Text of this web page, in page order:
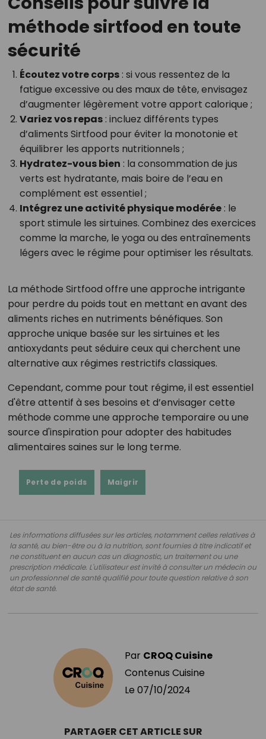
méthode sirtfood en toute
sécurité
Écoutez votre corps: si vous ressentez de la
fatigue excessive ou des maux de tête, envisagez
d’augmenter légèrement votre apport calorique ;
Variez vos repas: incluez différents types
d’aliments Sirtfood pour éviter la monotonie et
équilibrer les apports nutritionnels ;
Hydratez-vous bien : la consommation de jus
verts est hydratante, mais boire de l’eau en
complément est essentiel ;
Intégrez une activité physique modérée: le
sport stimule les sirtuines. Combinez des exercices
comme la marche, le yoga ou des entraînements
légers avec le régime pour optimiser les résultats.
La méthode Sirtfood offre une approche intrigante
pour perdre du poids tout en mettant en avant des
aliments riches en nutriments bénéfiques. Son
approche unique basée sur les sirtuines et les
antioxydants peut séduire ceux qui cherchent une
alternative aux régimes restrictifs classiques.
Cependant, comme pour tout régime, il est essentiel
d'être attentif à ses besoins et d’envisager cette
méthode comme une approche temporaire ou une
source d'inspiration pour adopter des habitudes
alimentaires saines sur le long terme.
Perte de poids Maigrir
Les informations diffusées sur les articles, notamment celles relatives à
la santé, au bien-être ou à la nutrition, sont fournies à titre indicatif et
ne constituent en aucun cas un diagnostic, un traitement ou une
prescription médicale. L'utilisateur est invité à consulter un médecin ou
un professionnel de santé qualifié pour toute question relative à son
état de santé.
Par CROQ Cuisine
Contenus Cuisine
Le 07/10/2024
PARTAGER CET ARTICLE SUR